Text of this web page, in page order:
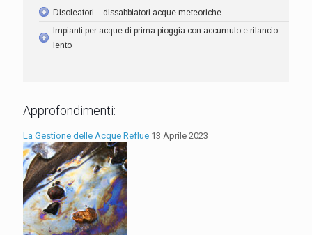
Disoleatori – dissabbiatori acque meteoriche
Impianti per acque di prima pioggia con accumulo e rilancio
lento
Approfondimenti:
La Gestione delle Acque Reflue 13 Aprile 2023